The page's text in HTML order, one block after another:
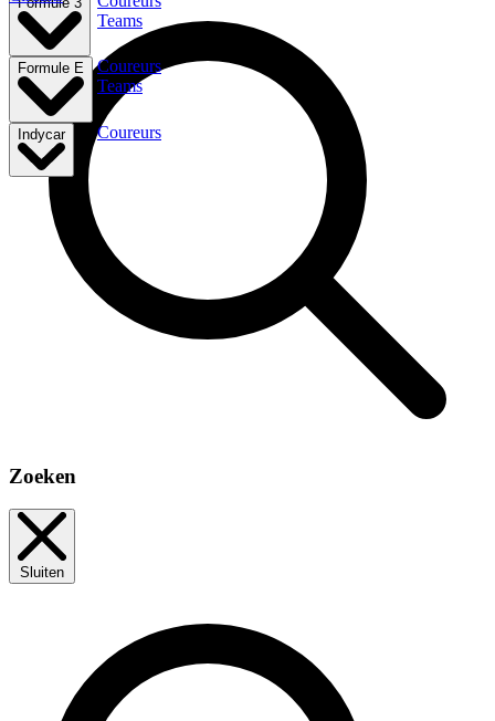
Teams
Formule E
Coureurs
Teams
Indycar Coureurs
Zoeken
Sluiten